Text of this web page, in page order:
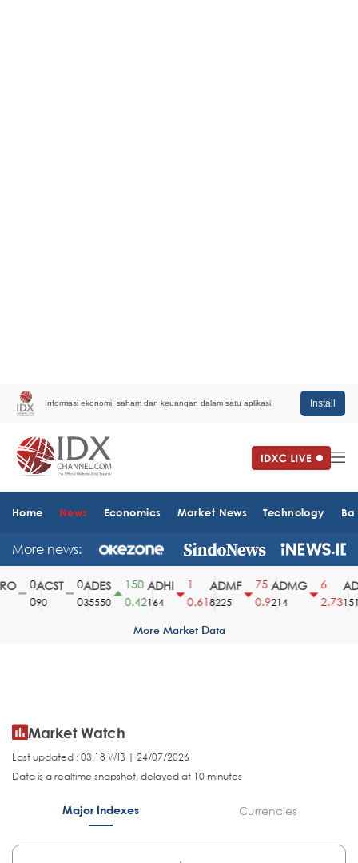
Informasi ekonomi, saham dan keuangan dalam satu aplikasi. Install
Home News Economics Market News Technology
More news:
ACST
90
ADES
35550
150
0.42
ADHI
164
0.61
ADMF
8225
75
0.9
ADMG
214
2.731510
More Market Data
Market Watch
Last updated : 03.18 WIB | 24/07/2026
Data is a realtime snapshot, delayed at 10 minutes
Major Indexes Currencies